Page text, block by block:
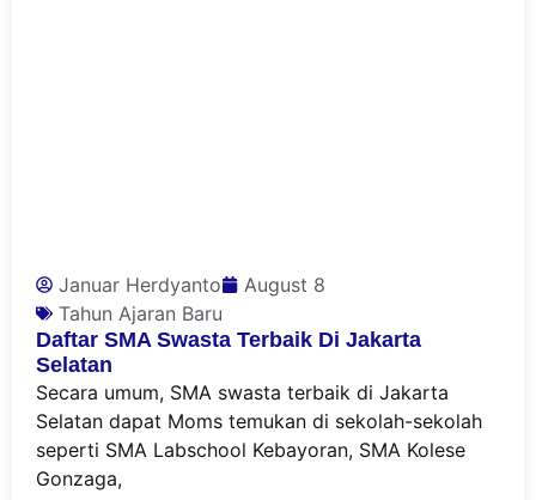
Januar Herdyanto
August 8
Tahun Ajaran Baru
Daftar SMA Swasta Terbaik Di Jakarta
Selatan
Secara umum, SMA swasta terbaik di Jakarta
Selatan dapat Moms temukan di sekolah-sekolah
seperti SMA Labschool Kebayoran, SMA Kolese
Gonzaga,